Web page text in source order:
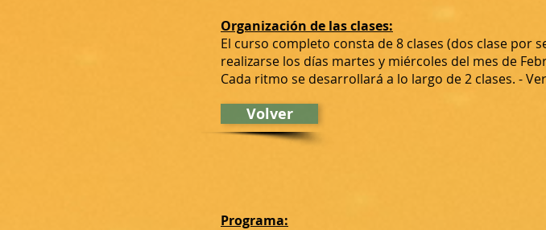
Organización de las clases:
El curso completo consta de 8 clases (dos clase por
realizarse los días martes y miércoles del mes de
Cada ritmo se desarrollará a lo largo de 2 clases. -
Programa:
Volver